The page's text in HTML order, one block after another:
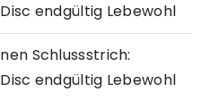
endgültig Lebewohl
Schlussstrich:
endgültig Lebewohl